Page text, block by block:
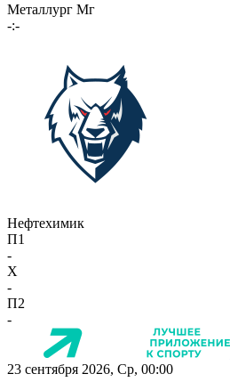
Металлург Мг
-:-
Нефтехимик
П1
-
X
-
П2
-
23 сентября 2026, Ср, 00:00